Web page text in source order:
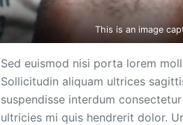
This is an image
Sed euismod nisi porta lorem
Sollicitudin aliquam ultrices
suspendisse interdum
ultricies mi quis hendrerit dolor.